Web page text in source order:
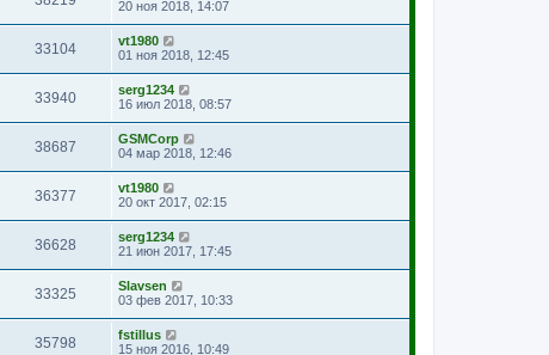
20 ноя 2018, 14:07
33104
vt1980
01 ноя 2018, 12:45
33940
serg1234
16 июл 2018, 08:57
38687
GSMCorp
04 мар 2018, 12:46
36377
vt1980
20 окт 2017, 02:15
36628
serg1234
21 июн 2017, 17:45
33325
Slavsen
03 фев 2017, 10:33
35798
fstillus
15 ноя 2016, 10:49